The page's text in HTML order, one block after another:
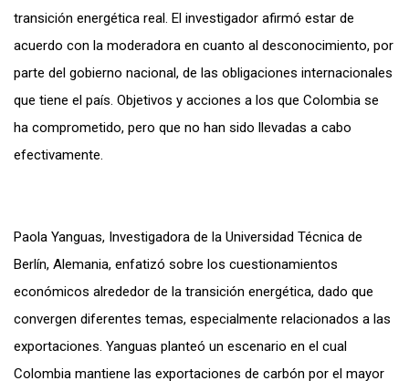
transición energética real. El investigador afirmó estar de
acuerdo con la moderadora en cuanto al desconocimiento, por
parte del gobierno nacional, de las obligaciones internacionales
que tiene el país. Objetivos y acciones a los que Colombia se
ha comprometido, pero que no han sido llevadas a cabo
efectivamente.
Paola Yanguas, Investigadora de la Universidad Técnica de
Berlín, Alemania, enfatizó sobre los cuestionamientos
económicos alrededor de la transición energética, dado que
convergen diferentes temas, especialmente relacionados a las
exportaciones. Yanguas planteó un escenario en el cual
Colombia mantiene las exportaciones de carbón por el mayor